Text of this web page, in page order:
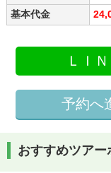
基本代金
ＬＩ
予約へ
おすすめツアー